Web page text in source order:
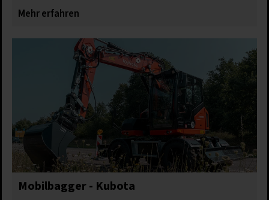
Mehr erfahren
Mobilbagger - Kubota